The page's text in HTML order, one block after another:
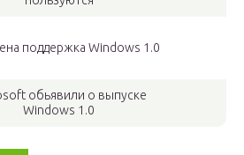
поддержка Windows 1.0
обьявили о выпуске
Windows 1.0